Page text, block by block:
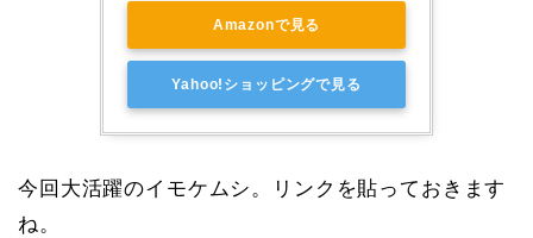
Amazonで見る
Yahoo!ショッピングで見る
今回大活躍のイモケムシ。リンクを貼っておきます
ね。